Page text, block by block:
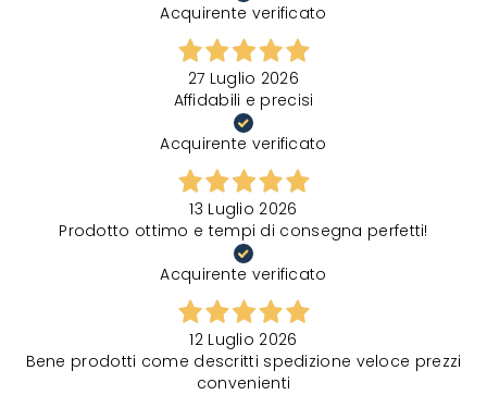
Acquirente verificato
27 Luglio 2026
Affidabili e precisi
Acquirente verificato
13 Luglio 2026
Prodotto ottimo e tempi di consegna perfetti!
Acquirente verificato
12 Luglio 2026
Bene prodotti come descritti spedizione veloce prezzi
convenienti